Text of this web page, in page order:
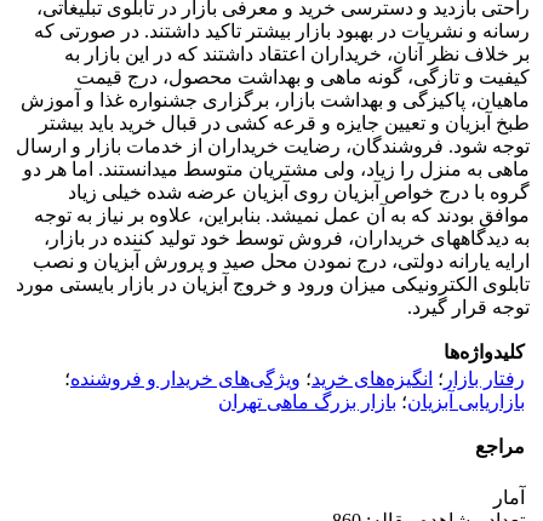
راحتی بازدید و دسترسی خرید و معرفی بازار در تابلوی تبلیغاتی،
رسانه و نشریات در بهبود بازار بیشتر تاکید داشتند. در صورتی که
بر خلاف نظر آنان، خریداران اعتقاد داشتند که در این بازار به
کیفیت و تازگی، گونه ماهی و بهداشت محصول، درج قیمت
ماهیان، پاکیزگی و بهداشت بازار، برگزاری جشنواره غذا و آموزش
طبخ آبزیان و تعیین جایزه و قرعه کشی در قبال خرید باید بیشتر
توجه شود. فروشندگان، رضایت خریداران از خدمات بازار و ارسال
ماهی به منزل را زیاد، ولی مشتریان متوسط می­دانستند. اما هر دو
گروه با درج خواص آبزیان روی آبزیان عرضه شده خیلی زیاد
موافق بودند که به آن عمل نمی­شد. بنابراین، علاوه بر نیاز به توجه
به دیدگاه­های خریداران، فروش توسط خود تولید کننده در بازار،
ارایه یارانه دولتی، درج نمودن محل صید و پرورش آبزیان و نصب
تابلوی الکترونیکی میزان ورود و خروج آبزیان در بازار بایستی مورد
توجه قرار گیرد.
کلیدواژه‌ها
رفتار بازار ؛ انگیزه‌های خرید؛ ویژگی‌های خریدار و فروشنده؛
بازاریابی آبزیان؛ بازار بزرگ ماهی تهران
مراجع
آمار